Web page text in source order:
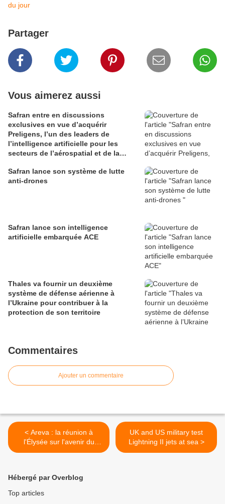
du jour
Partager
Vous aimerez aussi
Safran entre en discussions
exclusives en vue d’acquérir
Preligens, l’un des leaders de
l’intelligence artificielle pour les
secteurs de l’aérospatial et de la
Safran lance son système de lutte
anti-drones
Safran lance son intelligence
artificielle embarquée ACE
Thales va fournir un deuxième
système de défense aérienne à
l’Ukraine pour contribuer à la
protection de son territoire
Commentaires
Ajouter un commentaire
< Areva : la réunion à
l'Élysée sur l'avenir du
groupe français pas
UK and US military test
Lightning II jets at sea >
Hébergé par Overblog
Top articles